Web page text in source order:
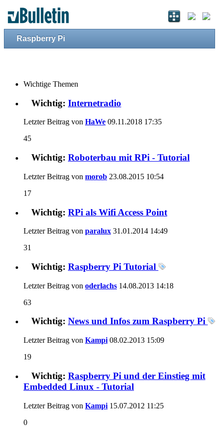
Raspberry Pi
Wichtige Themen
Wichtig: Internetradio
Letzter Beitrag von HaWe 09.11.2018 17:35
45
Wichtig: Roboterbau mit RPi - Tutorial
Letzter Beitrag von morob 23.08.2015 10:54
17
Wichtig: RPi als Wifi Access Point
Letzter Beitrag von paralux 31.01.2014 14:49
31
Wichtig: Raspberry Pi Tutorial
Letzter Beitrag von oderlachs 14.08.2013 14:18
63
Wichtig: News und Infos zum Raspberry Pi
Letzter Beitrag von Kampi 08.02.2013 15:09
19
Wichtig: Raspberry Pi und der Einstieg mit
Embedded Linux - Tutorial
Letzter Beitrag von Kampi 15.07.2012 11:25
0